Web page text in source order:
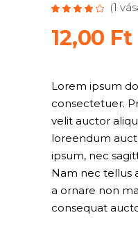
5-
ből,
1
értékelés
(1
12,00 Ft
Lorem ipsum
consectetuer.
velit auctor
loreendum
ipsum, nec
Nam nec tellus
a ornare non
consequat